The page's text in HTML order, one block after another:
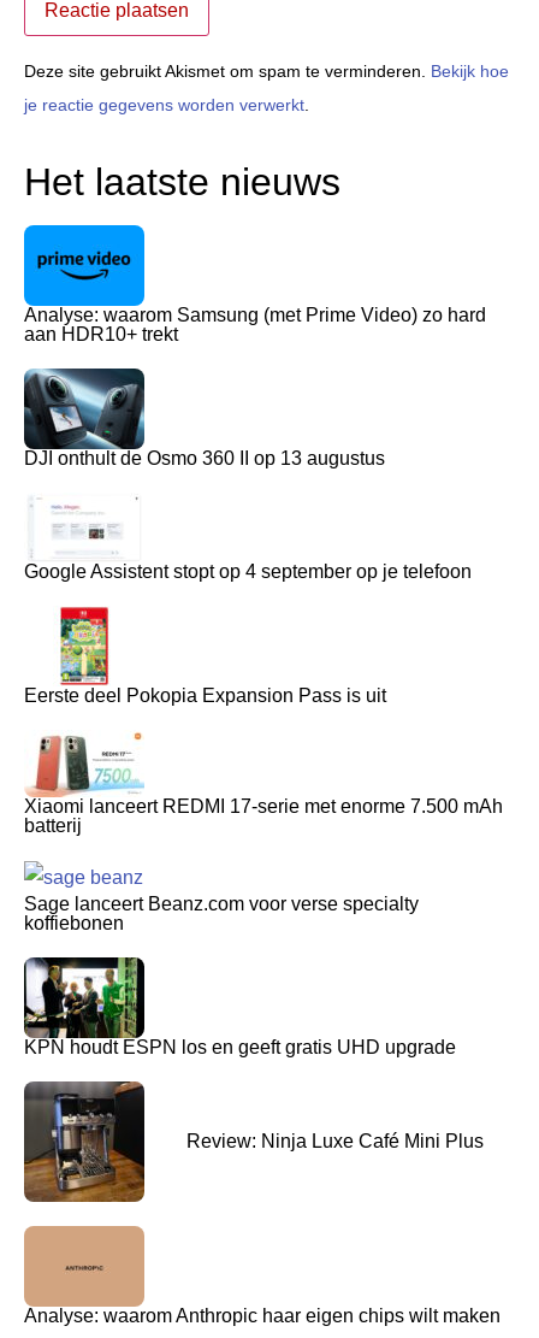
Deze site gebruikt Akismet om spam te verminderen. Bekijk hoe
je reactie gegevens worden verwerkt
Het laatste nieuws
Analyse: waarom Samsung (met Prime Video) zo hard
aan HDR10+ trekt
DJI onthult de Osmo 360 II op 13 augustus
Google Assistent stopt op 4 september op je telefoon
Eerste deel Pokopia Expansion Pass is uit
Xiaomi lanceert REDMI 17-serie met enorme 7.500 mAh
batterij
Sage lanceert Beanz.com voor verse specialty
koffiebonen
KPN houdt ESPN los en geeft gratis UHD upgrade
Review: Ninja Luxe Café Mini Plus
Analyse: waarom Anthropic haar eigen chips wilt maken